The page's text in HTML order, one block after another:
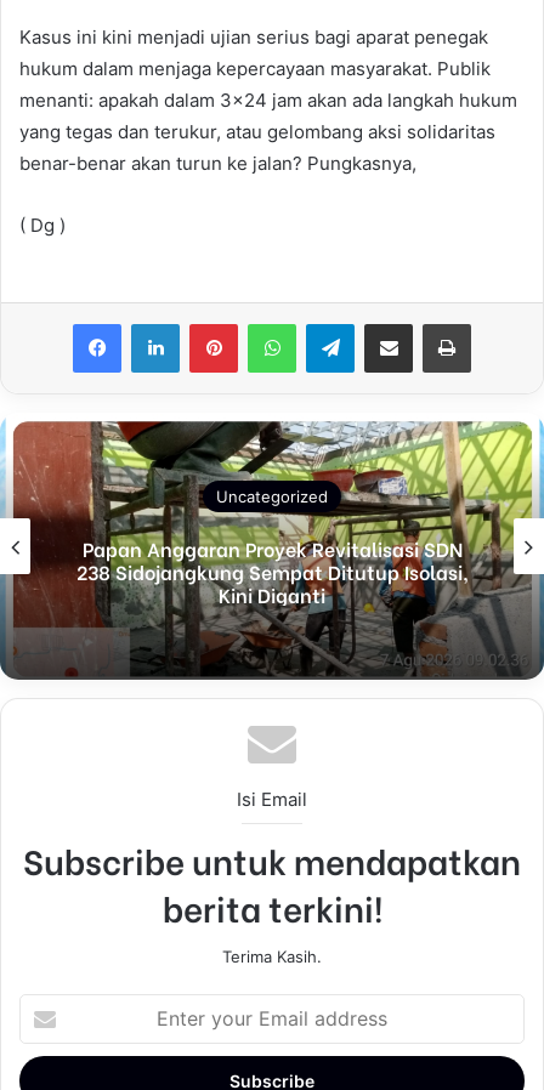
Kasus ini kini menjadi ujian serius bagi aparat penegak
hukum dalam menjaga kepercayaan masyarakat. Publik
menanti: apakah dalam 3×24 jam akan ada langkah hukum
yang tegas dan terukur, atau gelombang aksi solidaritas
benar-benar akan turun ke jalan? Pungkasnya,
( Dg )
Telegram
Uncategorized
Anggaran Proyek Revitalisasi SDN
Sempat Ditutup Isolasi,
Kini Diganti
Isi Email
Subscribe untuk mendapatkan
berita terkini!
Terima Kasih.
e